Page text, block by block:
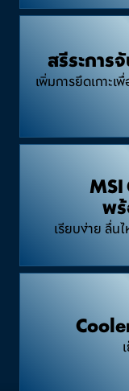
สรีระกา
เพิ่มการยึดเกาะ
MSI
พ
เรียบง่าย ลื่น